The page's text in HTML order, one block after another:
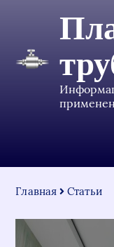
Главная Статьи